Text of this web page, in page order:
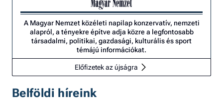
A Magyar Nemzet közéleti napilap konzervatív, nemzeti
alapról, a tényekre építve adja közre a legfontosabb
társadalmi, politikai, gazdasági, kulturális és sport
témájú információkat.
Előfizetek az újságra
Belföldi híreink